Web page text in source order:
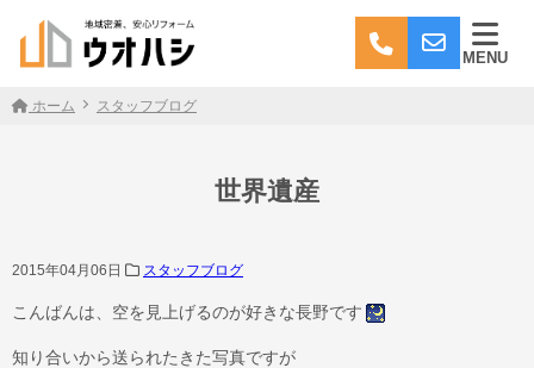
MENU
ホーム スタッフブログ
世界遺産
2015年04月06日 スタッフブログ
こんばんは、空を見上げるのが好きな長野です
知り合いから送られたきた写真ですが